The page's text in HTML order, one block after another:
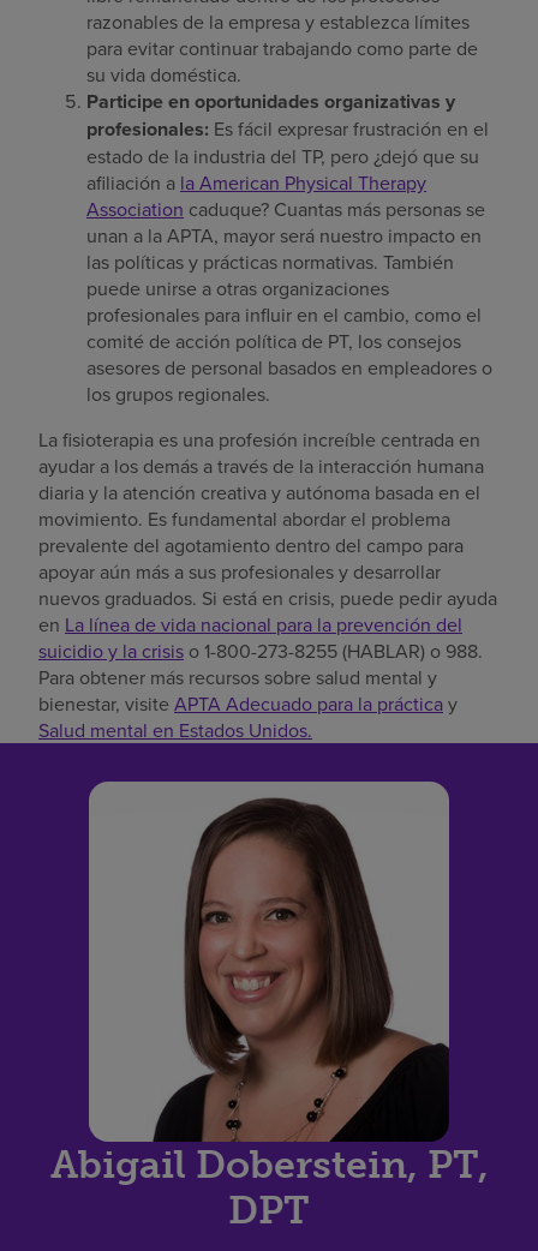
razonables de la empresa y establezca límites
para evitar continuar trabajando como parte de
su vida doméstica.
Participe en oportunidades organizativas y
profesionales: Es fácil expresar frustración en el
estado de la industria del TP, pero ¿dejó que su
afiliación a la American Physical Therapy
Association caduque? Cuantas más personas se
unan a la APTA, mayor será nuestro impacto en
las políticas y prácticas normativas. También
puede unirse a otras organizaciones
profesionales para influir en el cambio, como el
comité de acción política de PT, los consejos
asesores de personal basados en empleadores o
los grupos regionales.
La fisioterapia es una profesión increíble centrada en
ayudar a los demás a través de la interacción humana
diaria y la atención creativa y autónoma basada en el
movimiento. Es fundamental abordar el problema
prevalente del agotamiento dentro del campo para
apoyar aún más a sus profesionales y desarrollar
nuevos graduados. Si está en crisis, puede pedir ayuda
en La línea de vida nacional para la prevención del
suicidio y la crisis o 1-800-273-8255 (HABLAR) o 988.
Para obtener más recursos sobre salud mental y
bienestar, visite APTA Adecuado para la prácticay
Salud mental en Estados Unidos.
Abigail Doberstein, PT,
DPT